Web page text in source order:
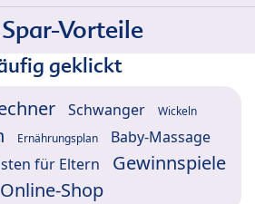
Vorteile
geklickt
Schwanger Wickeln
Ernährungsplan Baby-Massage
für Eltern
Gewinnspiele
Online-Shop